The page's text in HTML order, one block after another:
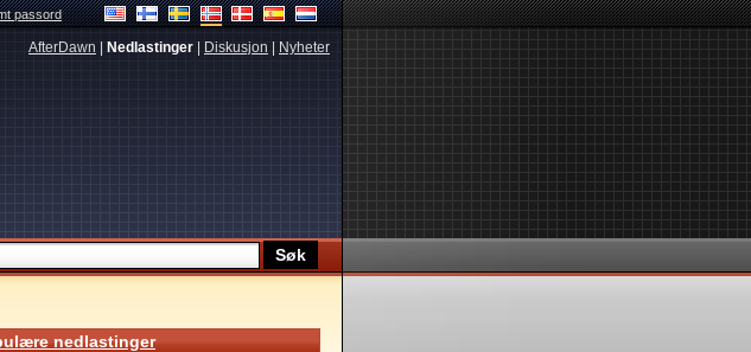
passord
AfterDawn Nedlastinger Diskusjon Nyheter
nedlastinger